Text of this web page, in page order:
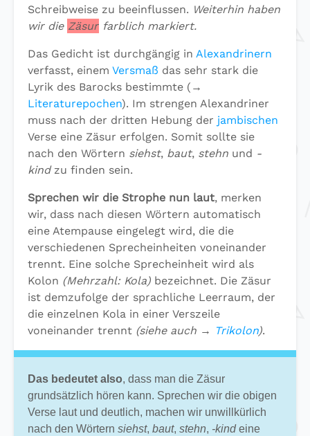
Schreibweise zu beeinflussen. Weiterhin haben
wir die Zäsur farblich markiert.
Das Gedicht ist durchgängig in Alexandrinern
verfasst, einem Versmaß das sehr stark die
Lyrik des Barocks bestimmte (→
Literaturepochen). Im strengen Alexandriner
muss nach der dritten Hebung der jambischen
Verse eine Zäsur erfolgen. Somit sollte sie
nach den Wörtern siehst, baut, stehn und -
kindzu finden sein.
Sprechen wir die Strophe nun laut, merken
wir, dass nach diesen Wörtern automatisch
eine Atempause eingelegt wird, die die
verschiedenen Sprecheinheiten voneinander
trennt. Eine solche Sprecheinheit wird als
Kolon (Mehrzahl: Kola) bezeichnet. Die Zäsur
ist demzufolge der sprachliche Leerraum, der
die einzelnen Kola in einer Verszeile
voneinander trennt (siehe auch → Trikolon).
Das bedeutet also, dass man die Zäsur
grundsätzlich hören kann. Sprechen wir die obigen
Verse laut und deutlich, machen wir unwillkürlich
nach den Wörtern siehst, baut, stehn, -kindeine